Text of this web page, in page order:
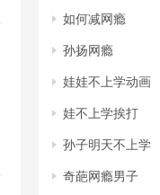
如何减网瘾
孙扬网瘾
娃娃不上学动画
娃不上学挨打
孙子明天不上学
奇葩网瘾男子